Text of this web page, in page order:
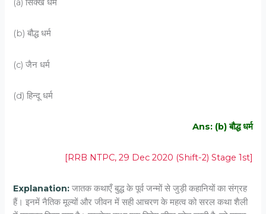
(a) सिक्ख धर्म
(b) बौद्ध धर्म
(c) जैन धर्म
(d) हिन्दू धर्म
Ans: (b) बौद्ध धर्म
[RRB NTPC, 29 Dec 2020 (Shift-2) Stage 1st]
Explanation:जातक कथाएँ बुद्ध के पूर्व जन्मों से जुड़ी कहानियों का संग्रह
हैं। इनमें नैतिक मूल्यों और जीवन में सही आचरण के महत्व को सरल कथा शैली